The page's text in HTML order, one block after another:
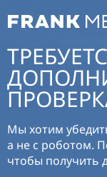
Мы хотим
а не с роботом.
чтобы получить